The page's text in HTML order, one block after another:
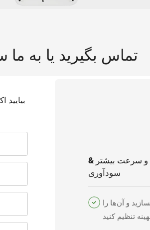
تماس بگیرید یا به ما
سرعت بیشتر &
سودآوری
و آن‌ها را
تنظیم کنید